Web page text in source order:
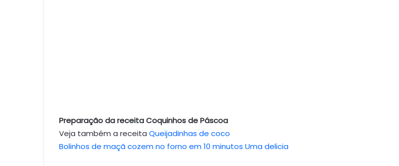
Preparação da receita Coquinhos de Páscoa
Veja também a receita Queijadinhas de coco
Bolinhos de maçã cozem no forno em 10 minutos Uma delicia